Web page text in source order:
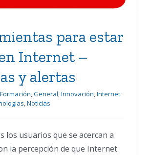
para estar
Internet –
y alertas
Formación,General,Innovación,Internet
,Noticias
los usuarios que se acercan a
la percepción de que Internet